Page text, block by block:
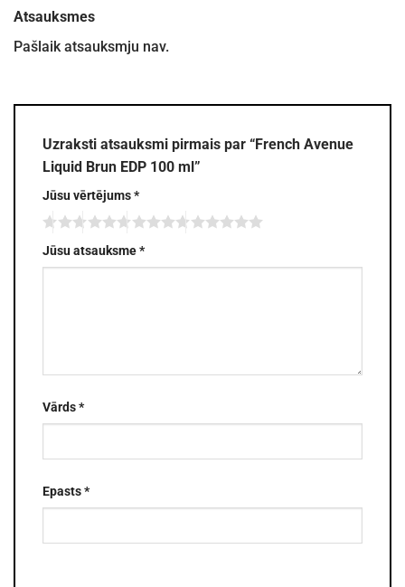
Atsauksmes
Pašlaik atsauksmju nav.
Uzraksti atsauksmi pirmais par “French Avenue
Liquid Brun EDP 100 ml”
Jūsu vērtējums*
Jūsu atsauksme*
Vārds*
Epasts*